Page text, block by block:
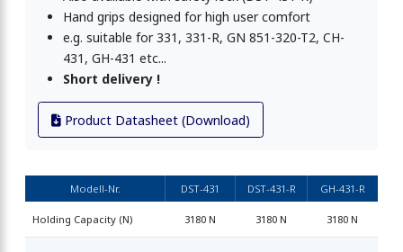
Hand grips designed for high user comfort
e.g. suitable for 331, 331-R, GN 851-320-T2, CH-
431, GH-431 etc...
Short delivery !
Product Datasheet (Download)
Modell-Nr. DST-431 DST-431-R GH-431-R
Holding Capacity (N) 3180 N 3180 N 3180 N